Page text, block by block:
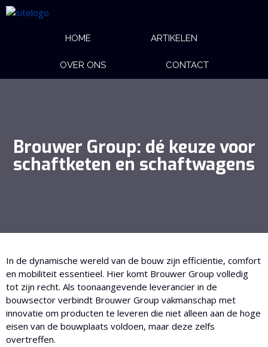
HOME ARTIKELEN
OVER ONS CONTACT
Brouwer Group: dé keuze voor
schaftketen en schaftwagens
In de dynamische wereld van de bouw zijn efficiëntie, comfort
en mobiliteit essentieel. Hier komt Brouwer Group volledig
tot zijn recht. Als toonaangevende leverancier in de
bouwsector verbindt Brouwer Group vakmanschap met
innovatie om producten te leveren die niet alleen aan de hoge
eisen van de bouwplaats voldoen, maar deze zelfs
overtreffen.